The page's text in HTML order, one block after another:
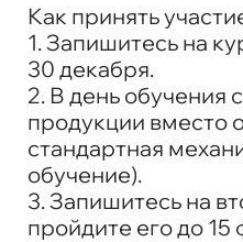
Как принять
1. Запишитесь на
30 декабря.
2. В день обучения
продукции вместо
стандартная
обучение).
3. Запишитесь на
пройдите его до